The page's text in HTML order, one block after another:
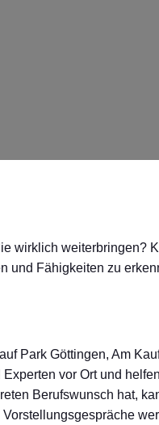
wirklich weiterbringen?
und Fähigkeiten zu
Park Göttingen, Am
vor Ort und
Berufswunsch hat,